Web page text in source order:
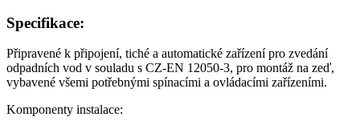
Specifikace:
Připravené k připojení, tiché a automatické zařízení pro zvedání
odpadních vod v souladu s CZ-EN 12050-3, pro montáž na zeď,
vybavené všemi potřebnými spínacími a ovládacími zařízeními.
Komponenty instalace: